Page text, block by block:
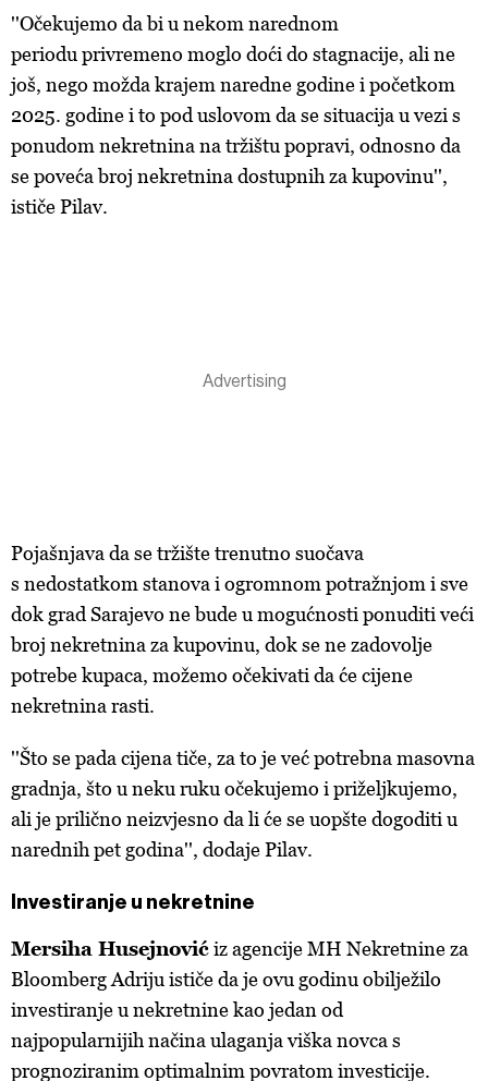
''Očekujemo da bi u nekom narednom
periodu privremeno moglo doći do stagnacije, ali ne
još, nego možda krajem naredne godine i početkom
2025. godine i to pod uslovom da se situacija u vezi s
ponudom nekretnina na tržištu popravi, odnosno da
se poveća broj nekretnina dostupnih za kupovinu'',
ističe Pilav.
Pojašnjava da se tržište trenutno suočava
s nedostatkom stanova i ogromnom potražnjom i sve
dok grad Sarajevo ne bude u mogućnosti ponuditi veći
broj nekretnina za kupovinu, dok se ne zadovolje
potrebe kupaca, možemo očekivati da će cijene
nekretnina rasti.
''Što se pada cijena tiče, za to je već potrebna masovna
gradnja, što u neku ruku očekujemo i priželjkujemo,
ali je prilično neizvjesno da li će se uopšte dogoditi u
narednih pet godina'', dodaje Pilav.
Investiranje u nekretnine
Mersiha Husejnovićiz agencije MH Nekretnine za
Bloomberg Adriju ističe da je ovu godinu obilježilo
investiranje u nekretnine kao jedan od
najpopularnijih načina ulaganja viška novca s
prognoziranim optimalnim povratom investicije.